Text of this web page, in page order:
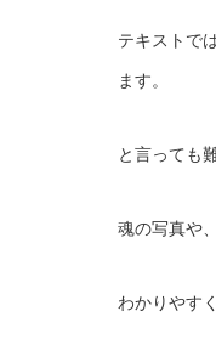
テキストで
ます。
と言っても
魂の写真や
わかりやす